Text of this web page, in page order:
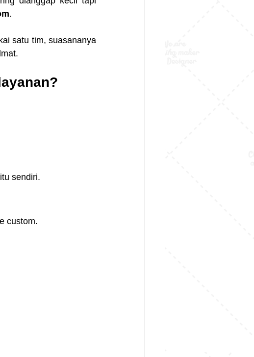
.
satu tim, suasananya
sendiri.
custom.